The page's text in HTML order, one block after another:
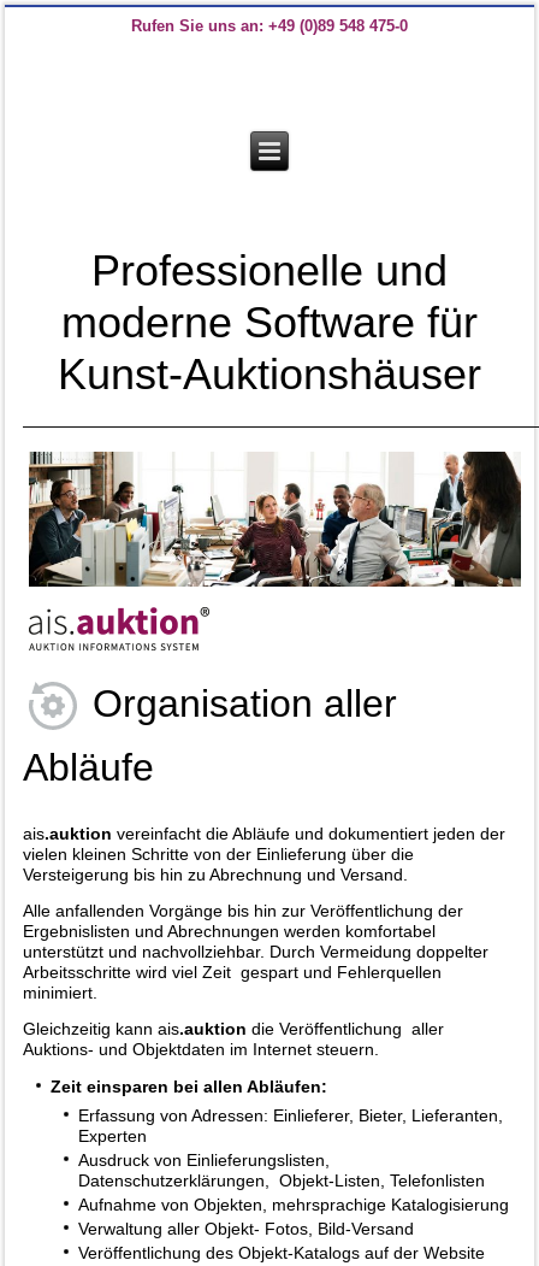
Rufen Sie uns an: +49 (0)89 548 475-0
Professionelle und
moderne Software für
Kunst-Auktionshäuser
Organisation aller
Abläufe
ais.auktion vereinfacht die Abläufe und dokumentiert jeden der
vielen kleinen Schritte von der Einlieferung über die
Versteigerung bis hin zu Abrechnung und Versand.
Alle anfallenden Vorgänge bis hin zur Veröffentlichung der
Ergebnislisten und Abrechnungen werden komfortabel
unterstützt und nachvollziehbar. Durch Vermeidung doppelter
Arbeitsschritte wird viel Zeit gespart und Fehlerquellen
minimiert.
Gleichzeitig kann ais.auktiondie Veröffentlichung aller
Auktions- und Objektdaten im Internet steuern.
Zeit einsparen bei allen Abläufen:
Erfassung von Adressen: Einlieferer, Bieter, Lieferanten,
Experten
Ausdruck von Einlieferungslisten,
Datenschutzerklärungen, Objekt-Listen, Telefonlisten
Aufnahme von Objekten, mehrsprachige Katalogisierung
Verwaltung aller Objekt- Fotos, Bild-Versand
Veröffentlichung des Objekt-Katalogs auf der Website